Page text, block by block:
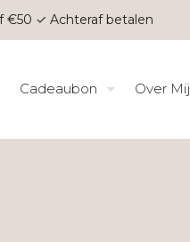
€50 ✓ Achteraf betalen
Cadeaubon Over Mij